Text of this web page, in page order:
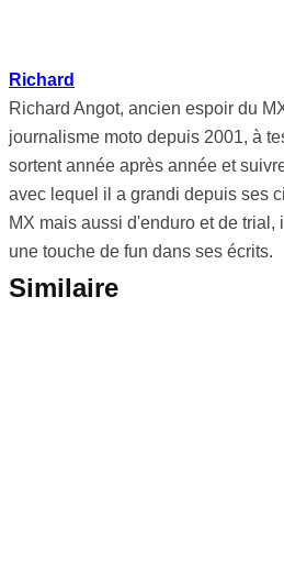
Richard
Richard Angot, ancien espoir du
journalisme moto depuis 2001, à
sortent année après année et
avec lequel il a grandi depuis ses
MX mais aussi d'enduro et de
une touche de fun dans ses écrits.
Similaire